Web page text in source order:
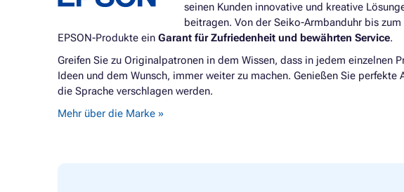
seinen Kunden innovative und kreative
beitragen. Von der Seiko-Armbanduhr bis
EPSON-Produkte ein Garant für Zufriedenheit und bewährten Service.
Greifen Sie zu Originalpatronen in dem Wissen, dass in jedem einzelnen
Ideen und dem Wunsch, immer weiter zu machen. Genießen Sie
die Sprache verschlagen werden.
Mehr über die Marke »